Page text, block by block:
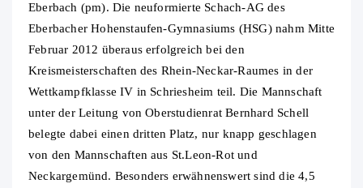
Eberbach (pm). Die neuformierte Schach-AG des
Eberbacher Hohenstaufen-Gymnasiums (HSG) nahm Mitte
Februar 2012 überaus erfolgreich bei den
Kreismeisterschaften des Rhein-Neckar-Raumes in der
Wettkampfklasse IV in Schriesheim teil. Die Mannschaft
unter der Leitung von Oberstudienrat Bernhard Schell
belegte dabei einen dritten Platz, nur knapp geschlagen
von den Mannschaften aus St.Leon-Rot und
Neckargemünd. Besonders erwähnenswert sind die 4,5